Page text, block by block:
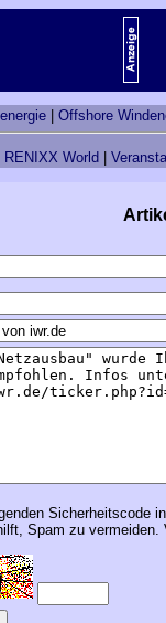
Offshore
RENIXX World
Sicherheitscode
Spam zu vermeiden.